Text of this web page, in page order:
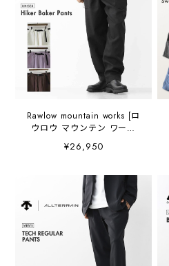
Rawlow mountain works [ロ
ウロウ マウンテン ワーク
ス] Hiker Baker Pants [hker-
bker-pt] ハイカーベイカーパ
ークパンツ・バルーンシル
エット・ミリタリー・アウ
トドア・MEN'S / LADY'S
[2026AW]
¥26,950